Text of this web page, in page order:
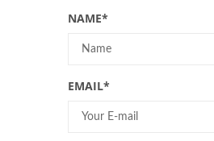
NAME*
EMAIL*